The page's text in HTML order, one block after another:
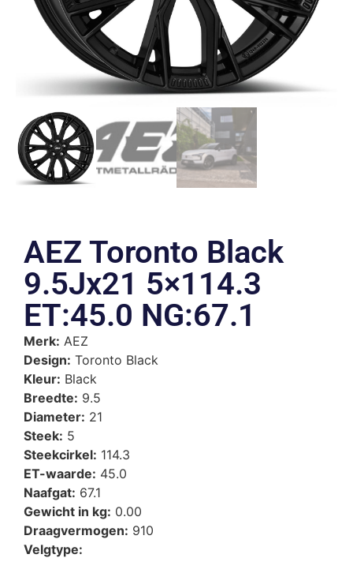
AEZ Toronto Black
9.5Jx21 5×114.3
ET:45.0 NG:67.1
Merk: AEZ
Design: Toronto Black
Kleur: Black
Breedte: 9.5
Diameter: 21
Steek: 5
Steekcirkel: 114.3
ET-waarde: 45.0
Naafgat: 67.1
Gewicht in kg: 0.00
Draagvermogen: 910
Velgtype: